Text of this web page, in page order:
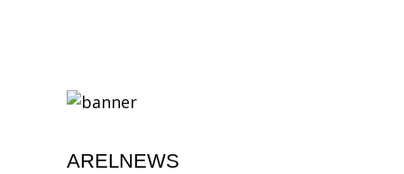
ARELNEWS